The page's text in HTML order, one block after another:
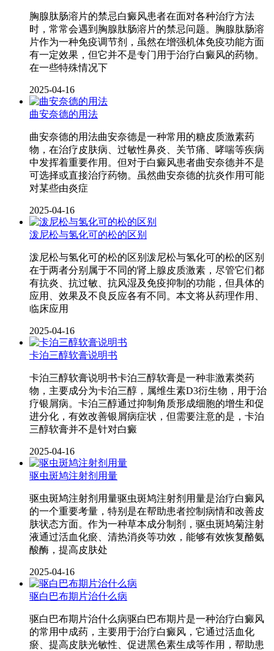
胸腺肽肠溶片的禁忌白癜风患者在面对各种治疗方法
时，常常会遇到胸腺肽肠溶片的禁忌问题。胸腺肽肠溶
片作为一种免疫调节剂，虽然在增强机体免疫功能方面
有一定效果，但它并不是专门用于治疗白癜风的药物。
在一些特殊情况下
2025-04-16
曲安奈德的用法
曲安奈德的用法曲安奈德是一种常用的糖皮质激素药
物，在治疗皮肤病、过敏性鼻炎、关节痛、哮喘等疾病
中发挥着重要作用。但对于白癜风患者曲安奈德并不是
可选择或直接治疗药物。虽然曲安奈德的抗炎作用可能
对某些由炎症
2025-04-16
泼尼松与氢化可的松的区别
泼尼松与氢化可的松的区别泼尼松与氢化可的松的区别
在于两者分别属于不同的肾上腺皮质激素，尽管它们都
有抗炎、抗过敏、抗风湿及免疫抑制的功能，但具体的
应用、效果及不良反应各有不同。本文将从药理作用、
临床应用
2025-04-16
卡泊三醇软膏说明书
卡泊三醇软膏说明书卡泊三醇软膏是一种非激素类药
物，主要成分为卡泊三醇，属维生素D3衍生物，用于治
疗银屑病。卡泊三醇通过抑制角质形成细胞的增生和促
进分化，有效改善银屑病症状，但需要注意的是，卡泊
三醇软膏并不是针对白癜
2025-04-16
驱虫斑鸠注射剂用量
驱虫斑鸠注射剂用量驱虫斑鸠注射剂用量是治疗白癜风
的一个重要考量，特别是在帮助患者控制病情和改善皮
肤状态方面。作为一种草本成分制剂，驱虫斑鸠菊注射
液通过活血化瘀、清热消炎等功效，能够有效恢复酪氨
酸酶，提高皮肤处
2025-04-16
驱白巴布期片治什么病
驱白巴布期片治什么病驱白巴布期片是一种治疗白癜风
的常用中成药，主要用于治疗白癜风，它通过活血化
瘀、提高皮肤光敏性、促进黑色素生成等作用，帮助患